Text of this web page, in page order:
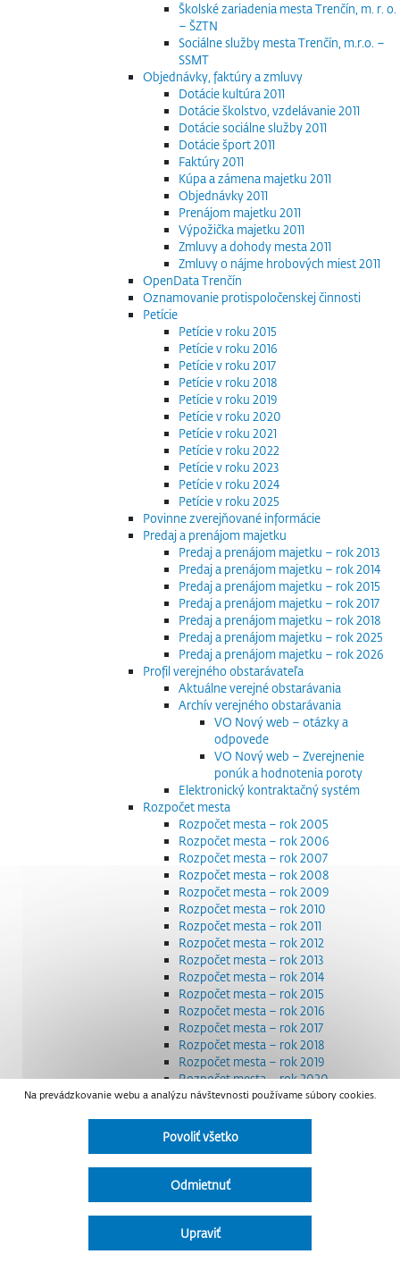
Školské zariadenia mesta Trenčín, m. r. o.
– ŠZTN
Sociálne služby mesta Trenčín, m.r.o. –
SSMT
Objednávky, faktúry a zmluvy
Dotácie kultúra 2011
Dotácie školstvo, vzdelávanie 2011
Dotácie sociálne služby 2011
Dotácie šport 2011
Faktúry 2011
Kúpa a zámena majetku 2011
Objednávky 2011
Prenájom majetku 2011
Výpožička majetku 2011
Zmluvy a dohody mesta 2011
Zmluvy o nájme hrobových miest 2011
OpenData Trenčín
Oznamovanie protispoločenskej činnosti
Petície
Petície v roku 2015
Petície v roku 2016
Petície v roku 2017
Petície v roku 2018
Petície v roku 2019
Petície v roku 2020
Petície v roku 2021
Petície v roku 2022
Petície v roku 2023
Petície v roku 2024
Petície v roku 2025
Povinne zverejňované informácie
Predaj a prenájom majetku
Predaj a prenájom majetku – rok 2013
Predaj a prenájom majetku – rok 2014
Predaj a prenájom majetku – rok 2015
Predaj a prenájom majetku – rok 2017
Predaj a prenájom majetku – rok 2018
Predaj a prenájom majetku – rok 2025
Predaj a prenájom majetku – rok 2026
Profil verejného obstarávateľa
Aktuálne verejné obstarávania
Archív verejného obstarávania
VO Nový web – otázky a
odpovede
VO Nový web – Zverejnenie
ponúk a hodnotenia poroty
Elektronický kontraktačný systém
Rozpočet mesta
Rozpočet mesta – rok 2005
Rozpočet mesta – rok 2006
Rozpočet mesta – rok 2007
Rozpočet mesta – rok 2008
Rozpočet mesta – rok 2009
Rozpočet mesta – rok 2010
Rozpočet mesta – rok 2011
Rozpočet mesta – rok 2012
Rozpočet mesta – rok 2013
Rozpočet mesta – rok 2014
Rozpočet mesta – rok 2015
Rozpočet mesta – rok 2016
Rozpočet mesta – rok 2017
Rozpočet mesta – rok 2018
Rozpočet mesta – rok 2019
Rozpočet mesta – rok 2020
Rozpočet mesta – rok 2021
Rozpočet mesta – rok 2023
Rozpočet mesta – rok 2024
Rozpočet mesta – rok 2026
Strategické dokumenty
Transparentnosť a výdavky na štátnu reklamu
Úradná tabuľa
Na prevádzkovanie webu a analýzu návštevnosti používame súbory cookies.
Povoliť všetko
Odmietnuť
Upraviť